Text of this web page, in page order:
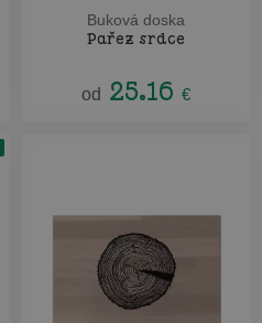
Buková doska
Pařez srdce
od 25.16 €